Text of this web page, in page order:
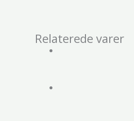
Relaterede varer